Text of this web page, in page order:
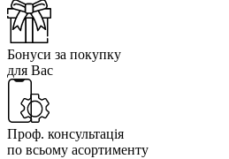
Бонуси за покупку
для Вас
Проф. консультація
по всьому асортименту